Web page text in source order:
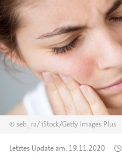
©seb_ra/ iStock/Getty Images Plus
Letztes Update am: 19.11.2020